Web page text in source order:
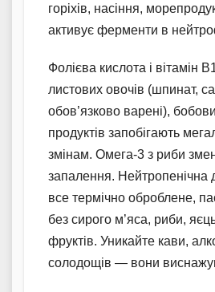
горіхів, насіння,
активує ферменти в
Фолієва кислота і вітамін
листових овочів (шпинат,
обов’язково варені),
продуктів запобігають
змінам. Омега-3 з риби
запалення. Нейтропенічна
все термічно оброблене,
без сирого м’яса, риби,
фруктів. Уникайте кави,
солодощів — вони